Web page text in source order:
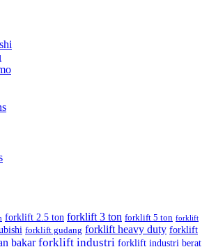
forklift 2.5 ton forklift 3 ton forklift 5 ton forklift
forklift gudang forklift heavy duty forklift
bakar forklift industri forklift industri berat